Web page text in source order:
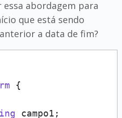
abordagem para
que está sendo
a data de fim?
{
campo1;